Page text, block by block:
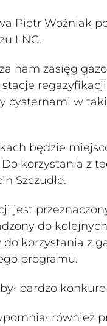
Piotr Woźniak
LNG.
nam zasięg
stacje
cysternami w
będzie
korzystania z
Szczudło.
jest
do
korzystania z
programu.
bardzo
również